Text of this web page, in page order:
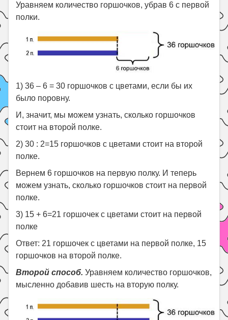
Уравняем количество горшочков, убрав 6 с первой
полки.
1) 36 – 6 = 30 горшочков с цветами, если бы их
было поровну.
И, значит, мы можем узнать, сколько горшочков
стоит на второй полке.
2) 30 : 2=15 горшочков с цветами стоит на второй
полке.
Вернем 6 горшочков на первую полку. И теперь
можем узнать, сколько горшочков стоит на первой
полке.
3) 15 + 6=21 горшочек с цветами стоит на первой
полке
Ответ: 21 горшочек с цветами на первой полке, 15
горшочков на второй полке.
Второй способ. Уравняем количество горшочков,
мысленно добавив шесть на вторую полку.